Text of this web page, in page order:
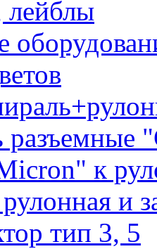
разъемные
к
и
тип 3, 5